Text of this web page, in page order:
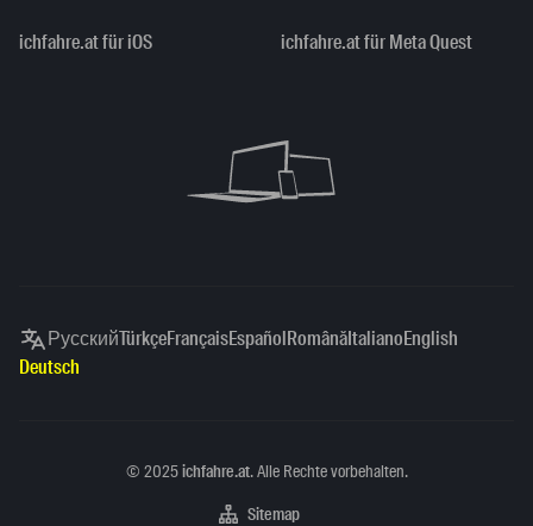
ichfahre.at für iOS ichfahre.at für Meta Quest
РусскийTürkçeFrançaisEspañolRomânăItalianoEnglish
Deutsch
Copyright
© 2025ichfahre.at. Alle Rechte vorbehalten.
Sitemap